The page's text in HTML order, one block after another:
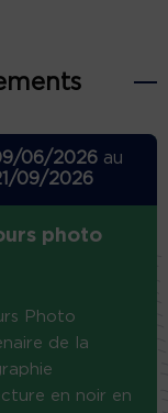
06/2026 au
09/2026
photo
Photo
de la
en noir en